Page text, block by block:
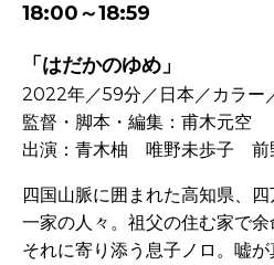
18:00～18:59
「はだかのゆめ」
2022年／59分／日本／カラー
監督・脚本・編集：甫木元空
出演：青木柚 唯野未歩子
四国山脈に囲まれた高知県、
一家の人々。祖父の住む家で余
それに寄り添う息子ノロ。嘘